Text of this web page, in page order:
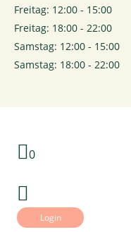
Freitag: 12:00 - 15:00
Freitag: 18:00 - 22:00
Samstag: 12:00 - 15:00
Samstag: 18:00 - 22:00
0
Login